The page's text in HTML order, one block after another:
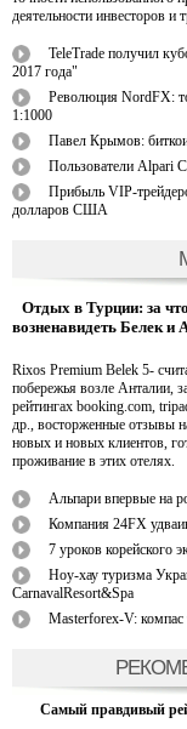
деятельности инвесторов и
TeleTrade получил
2017 года"
Революция NordFX:
1:1000
Павел Крымов:
Пользователи Alpari
Прибыль VIP-
долларов США
Отдых в Турции: за
возненавидеть Белек и
Rixos Premium Belek 5-
побережья возле Анталии,
рейтингах booking.com,
др., восторженные отзывы
новых и новых клиентов,
проживание в этих отелях.
Альпари впервые на
Компания 24FX
7 уроков корейского
Ноу-хау туризма
CarnavalResort&Spa
Masterforex-V: компас
Самый правдивый